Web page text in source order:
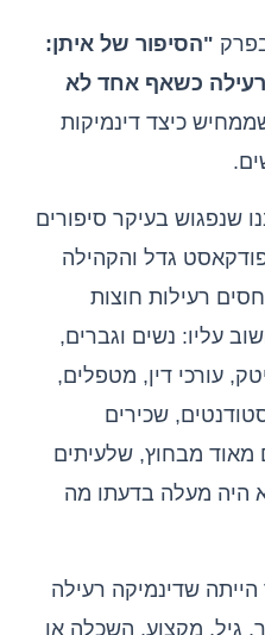
"הסיפור של איתן:
רעילה כשאף אחד לא
כיצד דינמיקות
שנפגוש בעיקר סיפורים
גדל והקהילה
רעילות חוצות
עליו: נשים וגברים,
עורכי דין, מטפלים,
שכירים
מאוד מבחוץ, שלעיתים
היה מעלה בדעתו מה
שדינמיקה רעילה
גיל, מקצוע, השכלה או